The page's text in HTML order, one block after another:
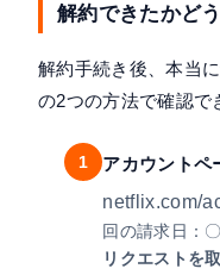
解約できたかど
解約手続き後、本当
の2つの方法で確認で
1
アカウントペ
netflix.com/
回の請求日：
リクエストを